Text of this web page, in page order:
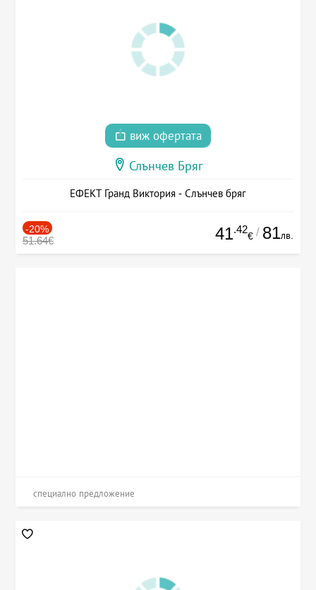
виж офертата
Слънчев Бряг
ЕФЕКТ Гранд Виктория - Слънчев бряг
-20%
51.64€ 41.42
€ / 81лв.
специално предложение